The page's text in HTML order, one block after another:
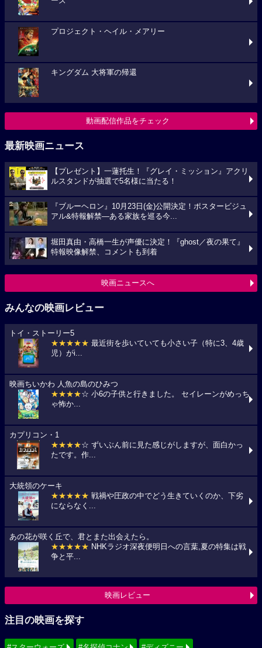
プロジェクト・ヘイル・メアリー
キングダム 大将軍の帰還
動画配信作品をチェック
最新映画ニュース
【プレゼント】一蓮托生！『グレイ・ミッション』アクリ
ルスタンドが抽選で5名様に当たる！
『ブルーヘロン』10月23日(金)公開決定！ポスタービジュ
アル&特報解禁―ある家族を巡る今...
堀田真由・高橋一生が声優に決定！『ghost／夜の果て』
特報映像解禁、コメントも到着
映画ニュースへ
みんなの映画レビュー
トイ・ストーリー5
★★★★★ 最近街を歩いていても小さい子（特に3、4歳
児）がi...
映画ちいかわ 人魚の島のひみつ
★★★★☆ 小6の子供と行きました。 セイレーンがめっち
ゃ怖か...
カプリコン・1
★★★★☆ ずいぶん前に見た感じがしますが、面白かっ
たです。作...
大統領のケーキ
★★★★★ 戦禍や圧政の中でどう生きていくのか、下劣
にならなく...
あの花が咲く丘で、君とまた出会えたら。
★★★★★ NHKラジオ深夜便明日への言葉,夏の特集は戦
争と平...
映画レビュー
注目の映画を探す